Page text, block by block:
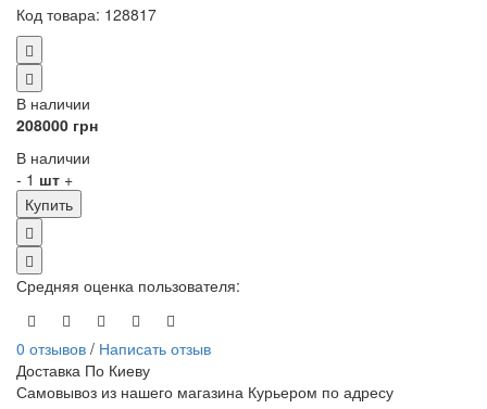
Код товара: 128817
В наличии
208000 грн
В наличии
- 1 шт +
Купить
Средняя оценка пользователя:
0 отзывов / Написать отзыв
Доставка По Киеву
Самовывоз из нашего магазина Курьером по адресу